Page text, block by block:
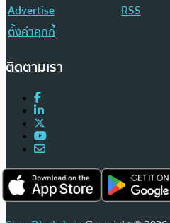
Advertise
RSS
ตั้งค่าคุกกี้
ติดตามเรา